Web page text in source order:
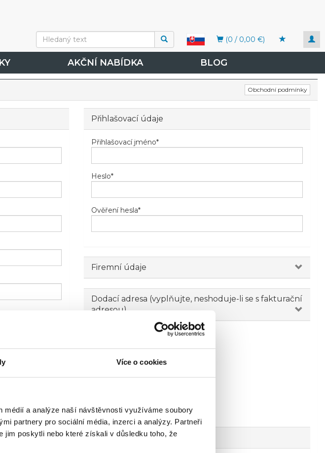
Více o cookies
a analýze naší návštěvnosti využíváme soubory
partnery pro sociální média, inzerci a analýzy. Partneři
jim poskytli nebo které získali v důsledku toho, že
(0 / 0,00 €)
AKČNÍ NABÍDKA BLOG
Obchodní podmínky
Přihlašovací údaje
Přihlašovací jméno*
Heslo*
Ověření hesla*
Firemní údaje
Dodací adresa (vyplňujte, neshoduje-li se s fakturační
adresou)